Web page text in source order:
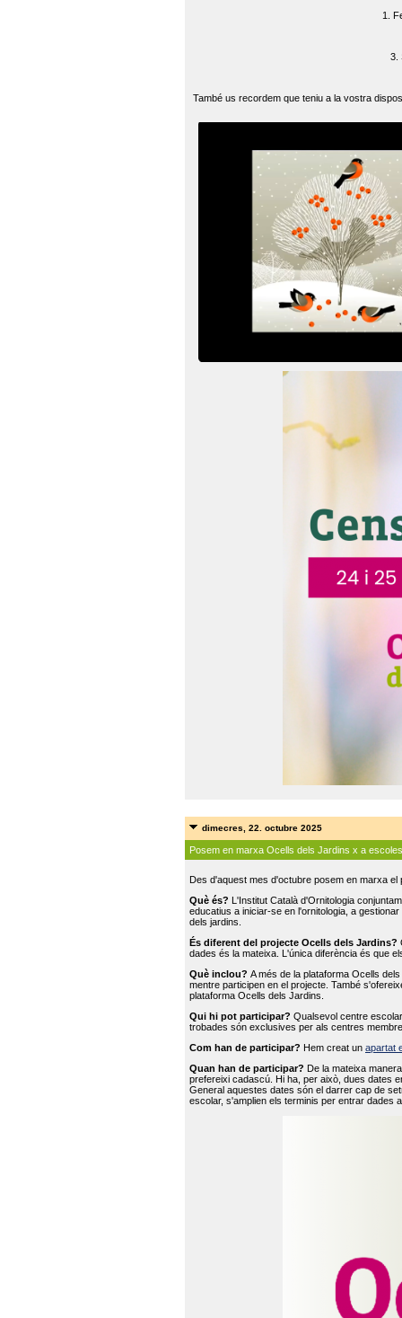
1.
3.
També us recordem que teniu a la vostra
dimecres, 22. octubre 2025
Posem en marxa Ocells dels Jardins x a escoles
Des d'aquest mes d'octubre posem en marxa
Què és? L'Institut Català d'Ornitologia
educatius a iniciar-se en l'ornitologia, a
dels jardins.
És diferent del projecte Ocells dels Jardins?
dades és la mateixa. L'única diferència és que
Què inclou? A més de la plataforma Ocells
mentre participen en el projecte. També
plataforma Ocells dels Jardins.
Qui hi pot participar? Qualsevol centre
trobades són exclusives per als centres
Com han de participar? Hem creat un apartat
Quan han de participar? De la mateixa
prefereixi cadascú. Hi ha, per això, dues dates
General aquestes dates són el darrer cap de
escolar, s'amplien els terminis per entrar dades